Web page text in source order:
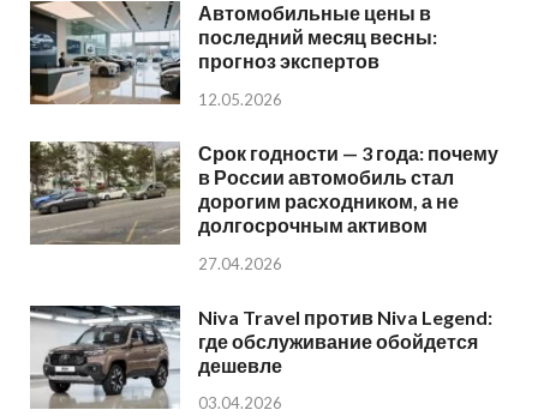
Автомобильные цены в
последний месяц весны:
прогноз экспертов
12.05.2026
Срок годности — 3 года: почему
в России автомобиль стал
дорогим расходником, а не
долгосрочным активом
27.04.2026
Niva Travel против Niva Legend:
где обслуживание обойдется
дешевле
03.04.2026